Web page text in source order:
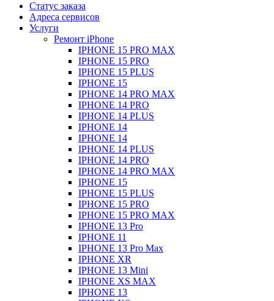
Статус заказа
Адреса сервисов
Услуги
Ремонт iPhone
IPHONE 15 PRO MAX
IPHONE 15 PRO
IPHONE 15 PLUS
IPHONE 15
IPHONE 14 PRO MAX
IPHONE 14 PRO
IPHONE 14 PLUS
IPHONE 14
IPHONE 14
IPHONE 14 PLUS
IPHONE 14 PRO
IPHONE 14 PRO MAX
IPHONE 15
IPHONE 15 PLUS
IPHONE 15 PRO
IPHONE 15 PRO MAX
IPHONE 13 Pro
IPHONE 11
IPHONE 13 Pro Max
IPHONE XR
IPHONE 13 Mini
IPHONE XS MAX
IPHONE 13